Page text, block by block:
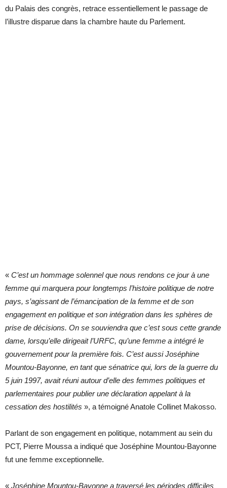
du Palais des congrès, retrace essentiellement le passage de
l’illustre disparue dans la chambre haute du Parlement.
« C’est un hommage solennel que nous rendons ce jour à une
femme qui marquera pour longtemps l’histoire politique de notre
pays, s’agissant de l’émancipation de la femme et de son
engagement en politique et son intégration dans les sphères de
prise de décisions. On se souviendra que c’est sous cette grande
dame, lorsqu’elle dirigeait l’URFC, qu’une femme a intégré le
gouvernement pour la première fois. C’est aussi Joséphine
Mountou-Bayonne, en tant que sénatrice qui, lors de la guerre du
5 juin 1997, avait réuni autour d’elle des femmes politiques et
parlementaires pour publier une déclaration appelant à la
cessation des hostilités », a témoigné Anatole Collinet Makosso.
Parlant de son engagement en politique, notamment au sein du
PCT, Pierre Moussa a indiqué que Joséphine Mountou-Bayonne
fut une femme exceptionnelle.
« Joséphine Mountou-Bayonne a traversé les périodes difficiles